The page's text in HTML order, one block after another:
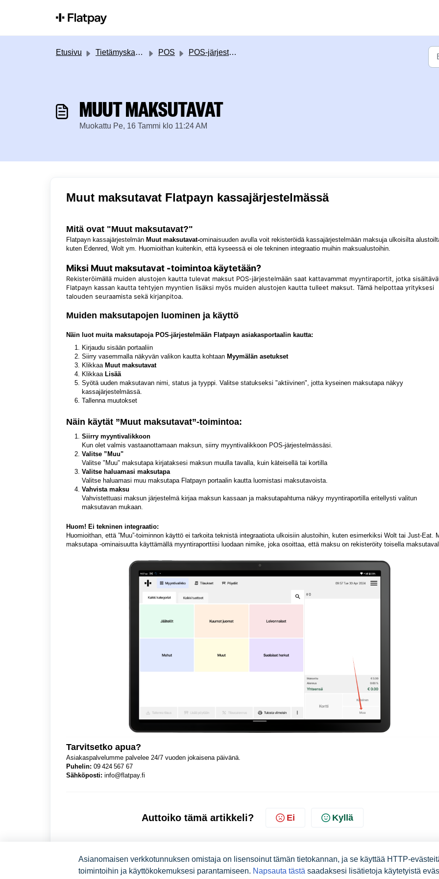
Etusivu Tietämyskanta POS POS-järjestelmän käyttöohjeet
MUUT MAKSUTAVAT
Muokattu Pe, 16 Tammi klo 11:24 AM
Muut maksutavat Flatpayn kassajärjestelmässä
Mitä ovat "Muut maksutavat?"
Flatpayn kassajärjestelmän Muut maksutavat-ominaisuuden avulla voit rekisteröidä kassajärjestelmään maksuja ulkoisilta
kuten Edenred, Wolt ym. Huomioithan kuitenkin, että kyseessä ei ole tekninen integraatio muihin maksualustoihin.
Miksi Muut maksutavat -toimintoa käytetään?
Rekisteröimällä muiden alustojen kautta tulevat maksut POS-järjestelmään saat kattavammat myyntiraportit, jotka
Flatpayn kassan kautta tehtyjen myyntien lisäksi myös muiden alustojen kautta tulleet maksut. Tämä helpottaa yrityksesi
talouden seuraamista sekä kirjanpitoa.
Muiden maksutapojen luominen ja käyttö
Näin luot muita maksutapoja POS-järjestelmään Flatpayn asiakasportaalin kautta:
Kirjaudu sisään portaaliin
Siirry vasemmalla näkyvän valikon kautta kohtaan Myymälän asetukset
Klikkaa Muut maksutavat
Klikkaa Lisää
Syötä uuden maksutavan nimi, status ja tyyppi. Valitse statukseksi "aktiivinen", jotta kyseinen maksutapa näkyy
kassajärjestelmässä.
Tallenna muutokset
Näin käytät ”Muut maksutavat”-toimintoa:
Siirry myyntivalikkoon
Kun olet valmis vastaanottamaan maksun, siirry myyntivalikkoon POS-järjestelmässäsi.
Valitse ”Muu"
Valitse "Muu" maksutapa kirjataksesi maksun muulla tavalla, kuin käteisellä tai kortilla
Valitse haluamasi maksutapa
Valitse haluamasi muu maksutapa Flatpayn portaalin kautta luomistasi maksutavoista.
Vahvista maksu
Vahvistettuasi maksun järjestelmä kirjaa maksun kassaan ja maksutapahtuma näkyy myyntiraportilla eritellysti valitun
maksutavan mukaan.
Huom! Ei tekninen integraatio:
Huomioithan, että ”Muu”-toiminnon käyttö ei tarkoita teknistä integraatiota ulkoisiin alustoihin, kuten esimerkiksi Wolt tai Just-Eat.
maksutapa -ominaisuutta käyttämällä myyntiraporttiisi luodaan nimike, joka osoittaa, että maksu on rekisteröity toisella
Tarvitsetko apua?
Asiakaspalvelumme palvelee 24/7 vuoden jokaisena päivänä.
Puhelin: 09 424 567 67
Sähköposti: info@flatpay.fi
Auttoiko tämä artikkeli? Ei Kyllä
Asianomaisen verkkotunnuksen omistaja on lisensoinut tämän tietokannan, ja se käyttää HTTP-
toimintoihin ja käyttökokemuksesi parantamiseen. Napsauta tästä saadaksesi lisätietoja käytetyistä